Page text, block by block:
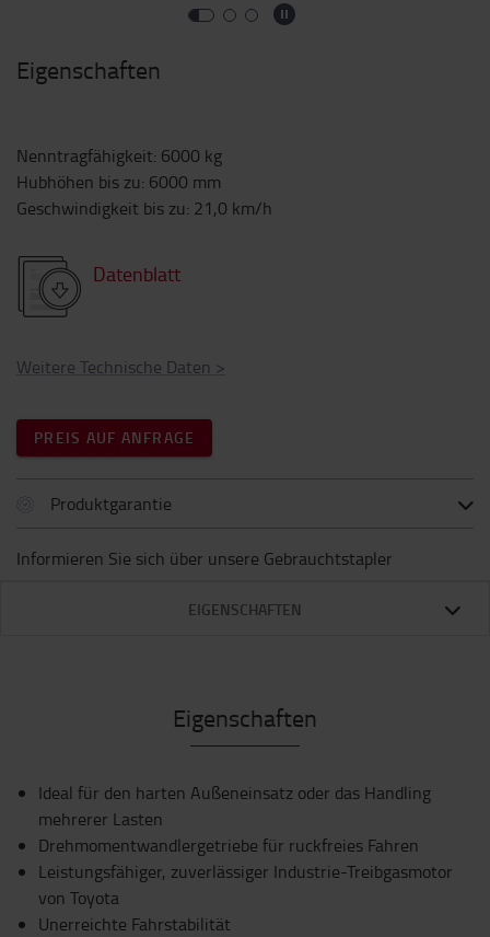
Eigenschaften
Nenntragfähigkeit: 6000 kg
Hubhöhen bis zu: 6000 mm
Geschwindigkeit bis zu: 21,0 km/h
Datenblatt
Weitere Technische Daten >
PREIS AUF ANFRAGE
Produktgarantie
Informieren Sie sich über unsere Gebrauchtstapler
EIGENSCHAFTEN
Eigenschaften
Ideal für den harten Außeneinsatz oder das Handling
mehrerer Lasten
Drehmomentwandlergetriebe für ruckfreies Fahren
Leistungsfähiger, zuverlässiger Industrie-Treibgasmotor
von Toyota
Unerreichte Fahrstabilität